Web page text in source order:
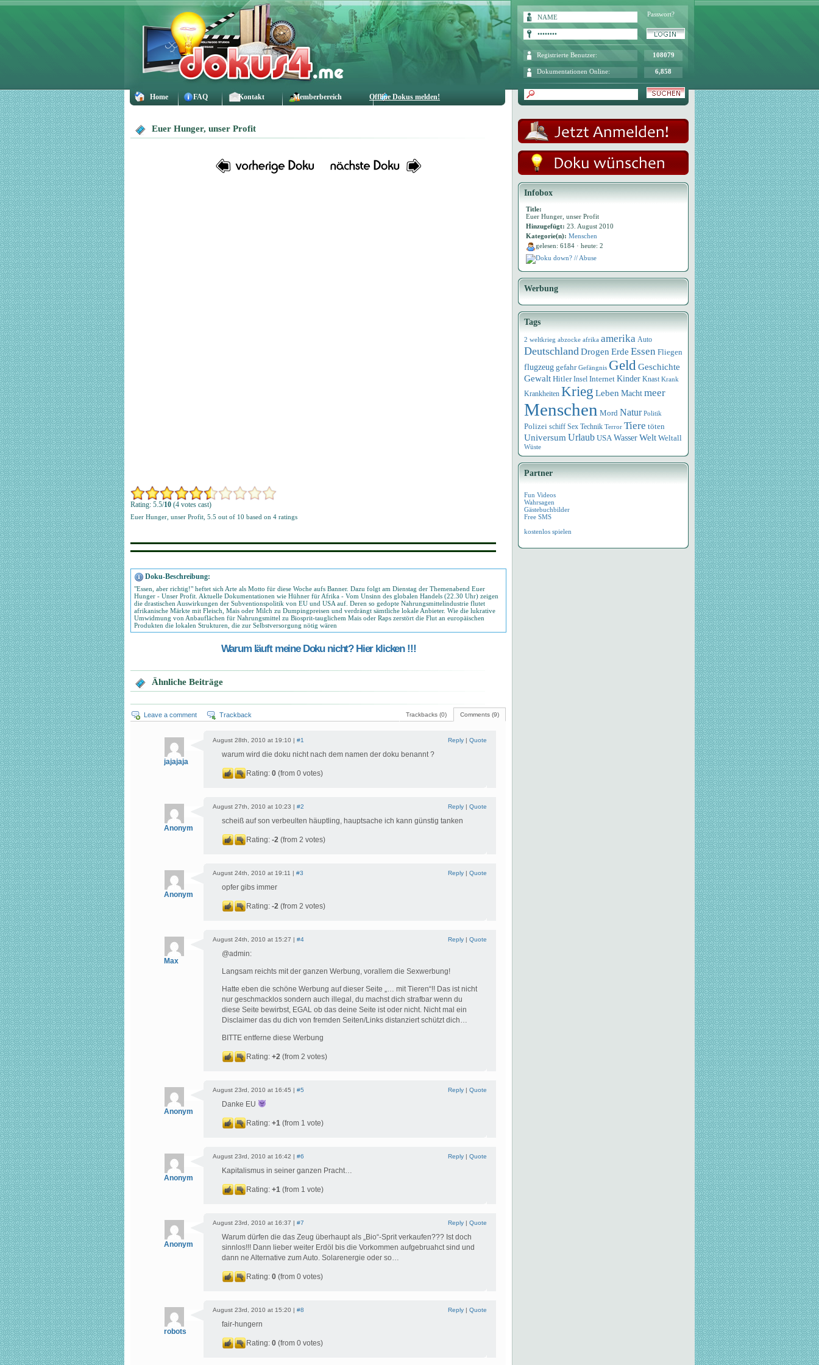
Home FAQ Kontakt Memberbereich Offline Dokus melden!
Passwort?
Registrierte Benutzer: 108079
Dokumentationen Online: 6,858
Euer Hunger, unser Profit
Rating: 5.5/10 (4 votes cast)
Euer Hunger, unser Profit 5.5 out of 10 based on 4 ratings
Doku-Beschreibung:
"Essen, aber richtig!" heftet sich Arte als Motto für diese Woche aufs Banner. Dazu folgt am Dienstag der Themenabend Euer
Hunger - Unser Profit. Aktuelle Dokumentationen wie Hühner für Afrika - Vom Unsinn des globalen Handels (22.30 Uhr) zeigen
die drastischen Auswirkungen der Subventionspolitik von EU und USA auf. Deren so gedopte Nahrungsmittelindustrie flutet
afrikanische Märkte mit Fleisch, Mais oder Milch zu Dumpingpreisen und verdrängt sämtliche lokale Anbieter. Wie die lukrative
Umwidmung von Anbauflächen für Nahrungsmittel zu Biosprit-tauglichem Mais oder Raps zerstört die Flut an europäischen
Produkten die lokalen Strukturen, die zur Selbstversorgung nötig wären
Warum läuft meine Doku nicht? Hier klicken !!!
Ähnliche Beiträge
Comments (9)
Trackbacks (0)
Leave a comment Trackback
jajajaja
August 28th, 2010 at 19:10 | #1 Reply | Quote
warum wird die doku nicht nach dem namen der doku benannt ?
Rating: 0 (from 0 votes)
Anonym
August 27th, 2010 at 10:23 | #2 Reply | Quote
scheiß auf son verbeulten häuptling, hauptsache ich kann günstig tanken
Rating: -2 (from 2 votes)
Anonym
August 24th, 2010 at 19:11 | #3 Reply | Quote
opfer gibs immer
Rating: -2 (from 2 votes)
Max
August 24th, 2010 at 15:27 | #4 Reply | Quote
@admin:
Langsam reichts mit der ganzen Werbung, vorallem die Sexwerbung!
Hatte eben die schöne Werbung auf dieser Seite „… mit Tieren“!! Das ist nicht
nur geschmacklos sondern auch illegal, du machst dich strafbar wenn du
diese Seite bewirbst, EGAL ob das deine Seite ist oder nicht. Nicht mal ein
Disclaimer das du dich von fremden Seiten/Links distanziert schützt dich…
BITTE entferne diese Werbung
Rating: +2 (from 2 votes)
Anonym
August 23rd, 2010 at 16:45 | #5 Reply | Quote
Danke EU
Rating: +1 (from 1 vote)
Anonym
August 23rd, 2010 at 16:42 | #6 Reply | Quote
Kapitalismus in seiner ganzen Pracht…
Rating: +1 (from 1 vote)
Anonym
August 23rd, 2010 at 16:37 | #7 Reply | Quote
Warum dürfen die das Zeug überhaupt als „Bio“-Sprit verkaufen??? Ist doch
sinnlos!!! Dann lieber weiter Erdöl bis die Vorkommen aufgebruahct sind und
dann ne Alternative zum Auto. Solarenergie oder so…
Rating: 0 (from 0 votes)
robots
August 23rd, 2010 at 15:20 | #8 Reply | Quote
fair-hungern
Rating: 0 (from 0 votes)
Infobox
Title:
Euer Hunger, unser Profit
Hinzugefügt: 23. August 2010
Kategorie(n): Menschen
gelesen: 6184 · heute: 2
Doku down? // Abuse
Werbung
Tags
2 weltkrieg abzocke afrika amerika Auto
DeutschlandDrogen Erde Essen Fliegen
flugzeug gefahr Gefängnis GeldGeschichte
Gewalt Hitler Insel Internet Kinder Knast Krank
Krankheiten Krieg Leben Macht meer
Menschen Mord Natur Politik
Polizei schiff Sex Technik Terror Tiere töten
Universum Urlaub USA WasserWelt Weltall
Wüste
Partner
Fun Videos
Wahrsagen
Gästebuchbilder
Free SMS
kostenlos spielen